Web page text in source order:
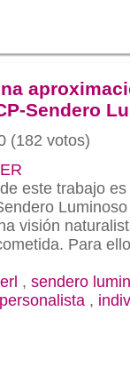
Sendero
(182 votos)
este trabajo
visión
Para
, sendero
,